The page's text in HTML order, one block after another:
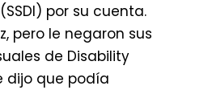
por su cuenta.
pero le negaron sus
de Disability
dijo que podía